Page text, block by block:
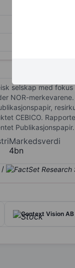
selskap med
NOR-
CEBICO.
Markedsverdi
4bn
/
Context Vision AB